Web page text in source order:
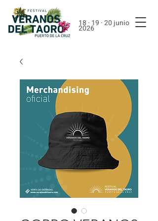
18 · 19 · 20 junio
2026